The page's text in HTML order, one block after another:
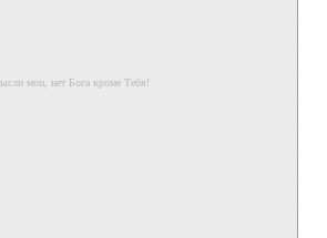
мои, нет Бога кроме Тебя!